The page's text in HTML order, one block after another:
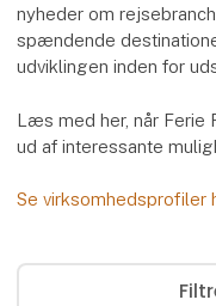
nyheder om
spændende
udviklingen inden for
Læs med her, når Ferie
ud af interessante
Se virksomhedsprofiler